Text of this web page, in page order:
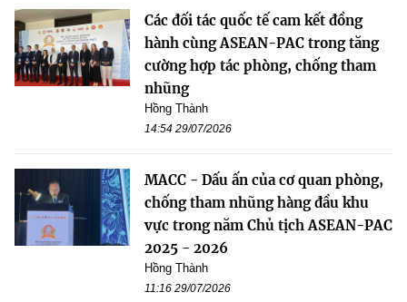
Các đối tác quốc tế cam kết đồng
hành cùng ASEAN-PAC trong tăng
cường hợp tác phòng, chống tham
nhũng
Hồng Thành
14:54 29/07/2026
MACC - Dấu ấn của cơ quan phòng,
chống tham nhũng hàng đầu khu
vực trong năm Chủ tịch ASEAN-PAC
2025 - 2026
Hồng Thành
11:16 29/07/2026